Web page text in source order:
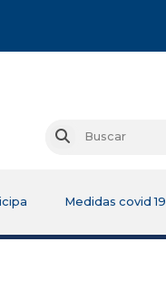
Buscar
Medidas covid 19